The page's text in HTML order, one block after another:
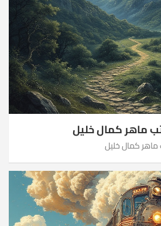
ماهر كمال خليل
ماهر كمال خليل